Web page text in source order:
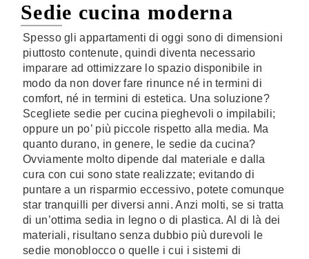
Sedie cucina moderna
Spesso gli appartamenti di oggi sono di dimensioni
piuttosto contenute, quindi diventa necessario
imparare ad ottimizzare lo spazio disponibile in
modo da non dover fare rinunce né in termini di
comfort, né in termini di estetica. Una soluzione?
Scegliete sedie per cucina pieghevoli o impilabili;
oppure un po’ più piccole rispetto alla media. Ma
quanto durano, in genere, le sedie da cucina?
Ovviamente molto dipende dal materiale e dalla
cura con cui sono state realizzate; evitando di
puntare a un risparmio eccessivo, potete comunque
star tranquilli per diversi anni. Anzi molti, se si tratta
di un’ottima sedia in legno o di plastica. Al di là dei
materiali, risultano senza dubbio più durevoli le
sedie monoblocco o quelle i cui i sistemi di